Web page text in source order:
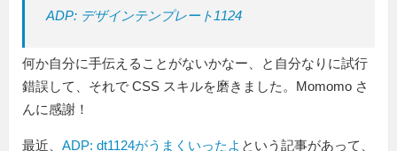
ADP: デザインテンプレート1124
何か自分に手伝えることがないかなー、と自分なりに試行
錯誤して、それで CSS スキルを磨きました。Momomo さ
んに感謝！
最近、 ADP: dt1124がうまくいったよ という記事があって、